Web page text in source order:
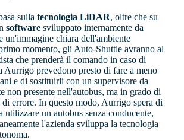
sulla tecnologia LiDAR, oltre che su
software sviluppato internamente da
un'immagine chiara dell'ambiente
momento, gli Auto-Shuttle avranno al
che prenderà il comando in caso di
Aurrigo prevedono presto di fare a meno
e di sostituirli con un supervisore da
non presente nell'autobus, ma in grado di
errore. In questo modo, Aurrigo spera di
utilizzare un autobus senza conducente,
l'azienda sviluppa la tecnologia